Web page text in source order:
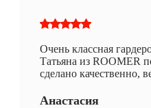
Очень классная
Татьяна из ROOMER
сделано качественно,
Анастасия